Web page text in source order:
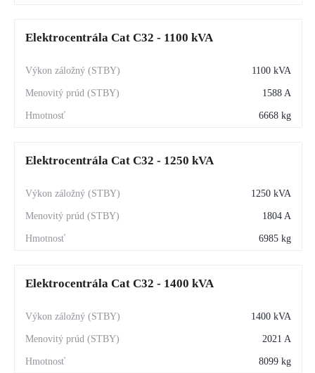
Elektrocentrála Cat C32 - 1100 kVA
1100 kVA
1588 A
6668 kg
Elektrocentrála Cat C32 - 1250 kVA
1250 kVA
1804 A
6985 kg
Elektrocentrála Cat C32 - 1400 kVA
1400 kVA
2021 A
8099 kg